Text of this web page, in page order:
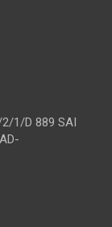
1/D 889 SAI